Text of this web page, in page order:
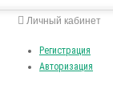
Личный кабинет
Регистрация
Авторизация